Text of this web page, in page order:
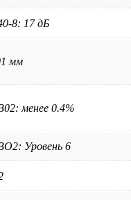
8: 17 дБ
мм
менее 0.4%
Уровень 6